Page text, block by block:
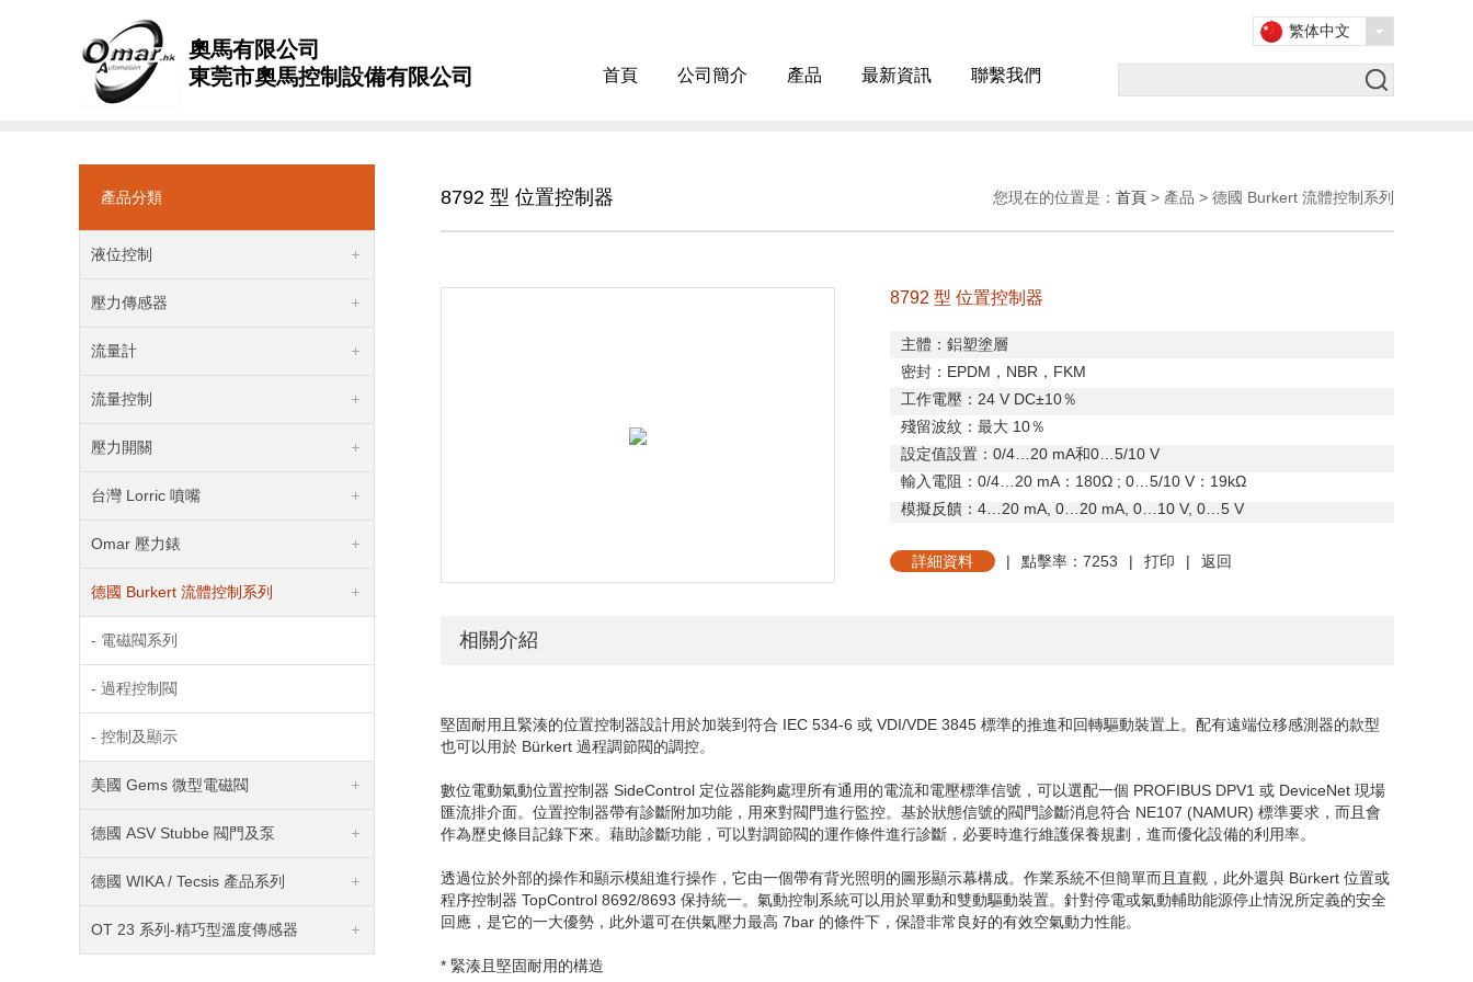
奧馬有限公司
東莞市奧馬控制設備有限公司
首頁 公司簡介 產品 最新資訊 聯繫我們
繁体中文
產品分類
液位控制
壓力傳感器
流量計
流量控制
壓力開關
台灣 Lorric 噴嘴
Omar 壓力錶
德國 Burkert 流體控制系列
- 電磁閥系列
- 過程控制閥
- 控制及顯示
美國 Gems 微型電磁閥
德國 ASV Stubbe 閥門及泵
德國 WIKA / Tecsis 產品系列
OT 23 系列-精巧型溫度傳感器
8792 型 位置控制器 您現在的位置是： 首頁 > 產品 > 德國 Burkert 流體控制系列
8792 型 位置控制器
主體：鋁塑塗層
密封： EPDM ， NBR ， FKM
工作電壓： 24 V DC±10％
殘留波紋：最大 10％
設定值設置： 0/4 20 mA和0
5/10 V
輸入電阻： 0/4 20 mA ： 180Ω ; 0 5/10 V ： 19kΩ
模擬反饋： 4 20 mA, 0 20 mA, 0 10 V, 0 5 V
詳細資料 | 點擊率：7253 | 打印 | 返回
相關介紹
堅固耐用且緊湊的位置控制器設計用於加裝到符合 IEC 534-6 或 VDI/VDE 3845 標準的推進和回轉驅動裝置上。配有遠端位移感測器的款型
也可以用於 Bürkert 過程調節閥的調控。
數位電動氣動位置控制器 SideControl 定位器能夠處理所有通用的電流和電壓標準信號，可以選配一個 PROFIBUS DPV1 或 DeviceNet 現場
匯流排介面。位置控制器帶有診斷附加功能，用來對閥門進行監控。基於狀態信號的閥門診斷消息符合 NE107 (NAMUR) 標準要求，而且會
作為歷史條目記錄下來。藉助診斷功能，可以對調節閥的運作條件進行診斷，必要時進行維護保養規劃，進而優化設備的利用率。
透過位於外部的操作和顯示模組進行操作，它由一個帶有背光照明的圖形顯示幕構成。作業系統不但簡單而且直觀，此外還與 Bürkert 位置或
程序控制器 TopControl 8692/8693 保持統一。氣動控制系統可以用於單動和雙動驅動裝置。針對停電或氣動輔助能源停止情況所定義的安全
回應，是它的一大優勢，此外還可在供氣壓力最高 7bar 的條件下，保證非常良好的有效空氣動力性能。
* 緊湊且堅固耐用的構造